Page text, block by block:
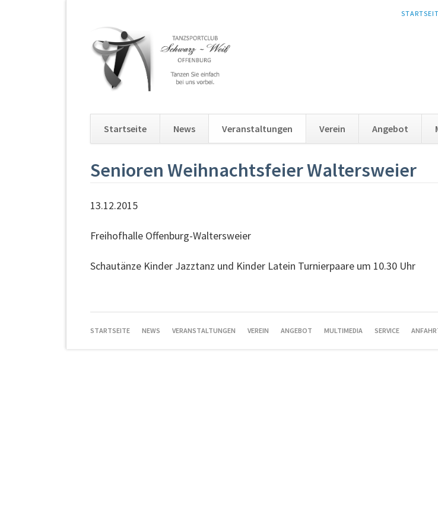
Startseite News Veranstaltungen Verein Angebot
überspringen
Senioren Weihnachtsfeier Waltersweier
13.12.2015
Freihofhalle Offenburg-Waltersweier
Schautänze Kinder Jazztanz und Kinder Latein Turnierpaare um 10.30 Uhr
NAVIGATION
STARTSEITE NEWS VERANSTALTUNGEN VEREIN ANGEBOT MULTIMEDIA SERVICE